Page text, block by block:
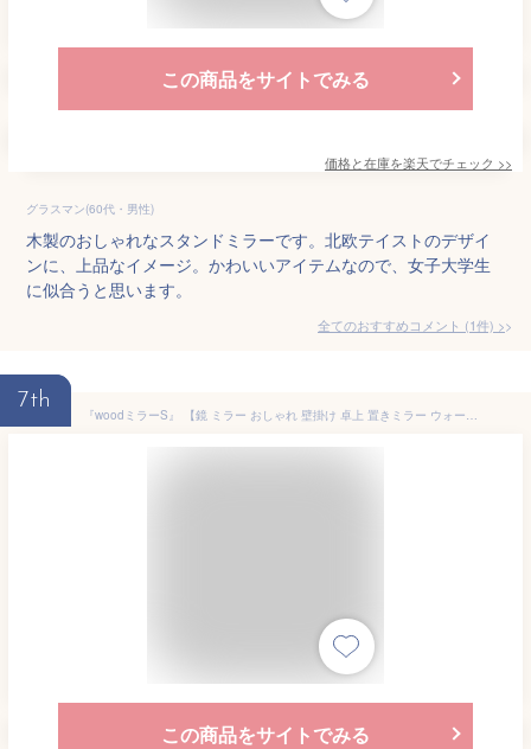
この商品をサイトでみる
価格と在庫を楽天でチェック >>
グラスマン(60代・男性)
木製のおしゃれなスタンドミラーです。北欧テイストのデザイ
ンに、上品なイメージ。かわいいアイテムなので、女子大学生
に似合うと思います。
全てのおすすめコメント (1件) >
7th
『woodミラーS』 【鏡 ミラー おしゃれ 壁掛け 卓上 置きミラー ウォール インテリア 壁掛け トイレ 木製 ウッド】
この商品をサイトでみる